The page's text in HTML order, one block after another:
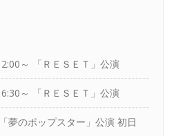
～ 「ＲＥＳＥＴ」公演
～ 「ＲＥＳＥＴ」公演
夢のポップスター」公演 初日